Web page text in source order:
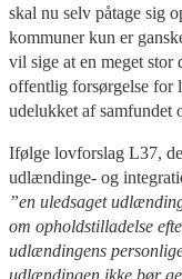
skal nu selv påtage sig
kommuner kun er
vil sige at en meget stor
offentlig forsørgelse for
udelukket af samfundet
Ifølge lovforslag L37,
udlændinge- og
”en uledsaget
om opholdstilladelse
udlændingens
udlændingen ikke bør